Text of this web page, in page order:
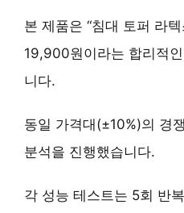
본 제품은 “침대 토퍼 라
19,900원이라는 합리적
니다.
동일 가격대(±10%)의 경
분석을 진행했습니다.
각 성능 테스트는 5회 반